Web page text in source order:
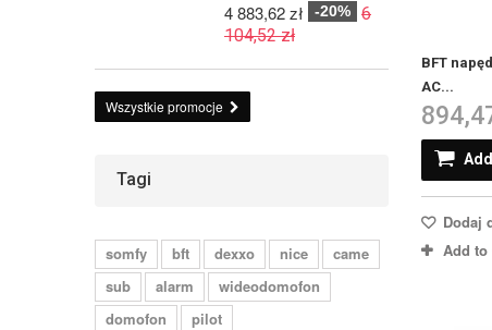
BFT
AC...
Dodaj
Add to
4 883,62 zł -20%
6
104,52 zł
Wszystkie promocje
Tagi
somfy bft dexxo nice
came
sub
alarm
wideodomofon
domofon
pilot